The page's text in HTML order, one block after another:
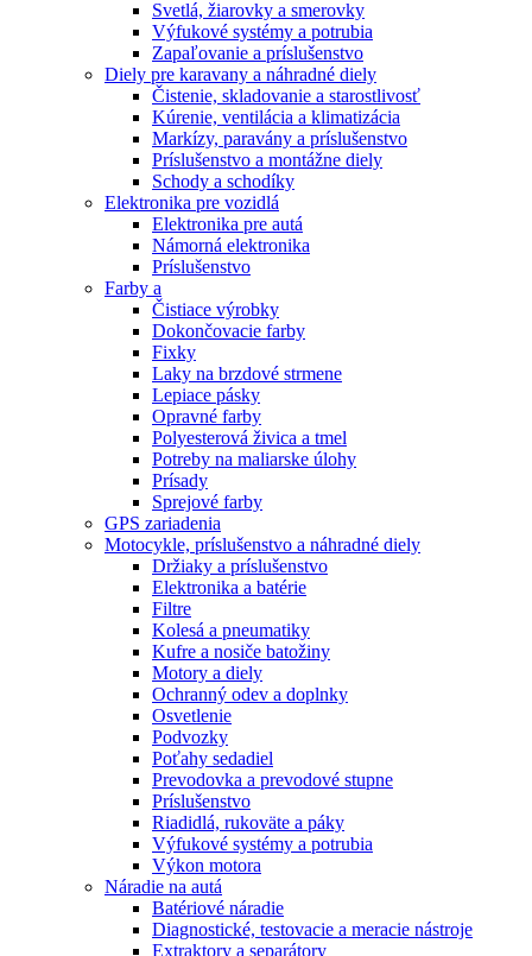
Svetlá, žiarovky a smerovky
Výfukové systémy a potrubia
Zapaľovanie a príslušenstvo
Diely pre karavany a náhradné diely
Čistenie, skladovanie a starostlivosť
Kúrenie, ventilácia a klimatizácia
Markízy, paravány a príslušenstvo
Príslušenstvo a montážne diely
Schody a schodíky
Elektronika pre vozidlá
Elektronika pre autá
Námorná elektronika
Príslušenstvo
Farby a
Čistiace výrobky
Dokončovacie farby
Fixky
Laky na brzdové strmene
Lepiace pásky
Opravné farby
Polyesterová živica a tmel
Potreby na maliarske úlohy
Prísady
Sprejové farby
GPS zariadenia
Motocykle, príslušenstvo a náhradné diely
Držiaky a príslušenstvo
Elektronika a batérie
Filtre
Kolesá a pneumatiky
Kufre a nosiče batožiny
Motory a diely
Ochranný odev a doplnky
Osvetlenie
Podvozky
Poťahy sedadiel
Prevodovka a prevodové stupne
Príslušenstvo
Riadidlá, rukoväte a páky
Výfukové systémy a potrubia
Výkon motora
Náradie na autá
Batériové náradie
Diagnostické, testovacie a meracie nástroje
Extraktory a separátory